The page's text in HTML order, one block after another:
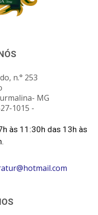
n.° 253
MG
1015 -
às 11:30h das 13h às